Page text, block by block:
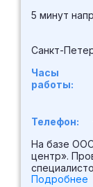
5 минут
Санкт-
Часы
работы:
Телефон:
На базе
центр».
Подробнее